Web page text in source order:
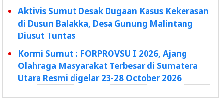
Aktivis Sumut Desak Dugaan Kasus Kekerasan
di Dusun Balakka, Desa Gunung Malintang
Diusut Tuntas
Kormi Sumut : FORPROVSU I 2026, Ajang
Olahraga Masyarakat Terbesar di Sumatera
Utara Resmi digelar 23-28 October 2026